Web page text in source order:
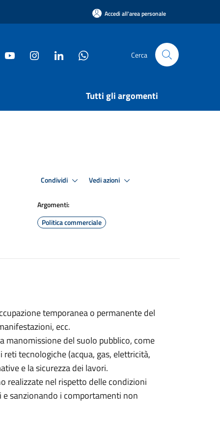
Accedi all'area personale
Cerca
Tutti gli argomenti
Condividi Vedi azioni
Argomenti:
Politica commerciale
temporanea o permanente del
ecc.
manomissione del suolo pubblico, come
tecnologiche (acqua, gas, elettricità,
e la sicurezza dei lavori.
realizzate nel rispetto delle condizioni
sanzionando i comportamenti non